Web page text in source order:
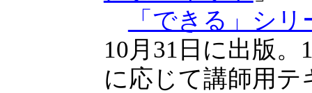
「できる」シリ
10月31日に出版
に応じて講師用